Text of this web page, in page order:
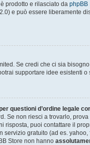
prodotto e rilasciato da phpBB
e può essere liberamente
Se credi che ci sia
supportare idee esistenti
questioni d’ordine legale
Se non riesci a trovarlo,
risposta, puoi contattare il
gratuito (ad es. yahoo,
Store non hanno